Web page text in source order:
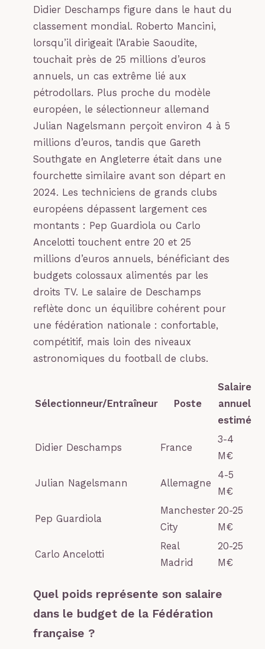
Didier Deschamps figure dans le haut du
classement mondial. Roberto Mancini,
lorsqu’il dirigeait l’Arabie Saoudite,
touchait près de 25 millions d’euros
annuels, un cas extrême lié aux
pétrodollars. Plus proche du modèle
européen, le sélectionneur allemand
Julian Nagelsmann perçoit environ 4 à 5
millions d’euros, tandis que Gareth
Southgate en Angleterre était dans une
fourchette similaire avant son départ en
2024. Les techniciens de grands clubs
européens dépassent largement ces
montants : Pep Guardiola ou Carlo
Ancelotti touchent entre 20 et 25
millions d’euros annuels, bénéficiant des
budgets colossaux alimentés par les
droits TV. Le salaire de Deschamps
reflète donc un équilibre cohérent pour
une fédération nationale : confortable,
compétitif, mais loin des niveaux
astronomiques du football de clubs.
Sélectionneur/Entraîneur Poste
Salaire
annuel
estimé
Didier Deschamps France
3-4
M€
Julian Nagelsmann Allemagne
4-5
M€
Pep Guardiola
Manchester
City
20-25
M€
Carlo Ancelotti
Real
Madrid
20-25
M€
Quel poids représente son salaire
dans le budget de la Fédération
française ?